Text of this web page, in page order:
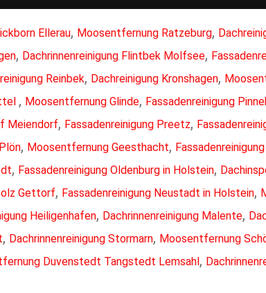
Ellerau, Moosentfernung Ratzeburg,
, Dachrinnenreinigung Flintbek Molfsee,
Reinbek, Dachreinigung Kronshagen,
, Moosentfernung Glinde, Fassadenreinigung
Meiendorf, Fassadenreinigung Preetz,
, Moosentfernung Geesthacht,
, Fassadenreinigung Oldenburg in Holstein,
Gettorf, Fassadenreinigung Neustadt in Holstein,
Heiligenhafen, Dachrinnenreinigung Malente,
, Dachrinnenreinigung Stormarn, Moosentfernung
Duvenstedt Tangstedt Lemsahl,